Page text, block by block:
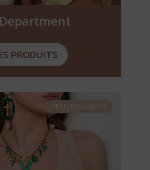
PRODUITS
PRINCIPESSA GLAM